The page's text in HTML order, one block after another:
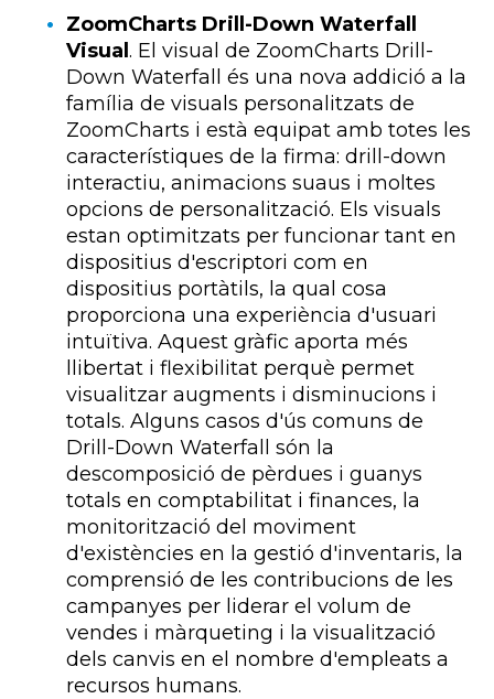
ZoomCharts Drill-Down Waterfall
Visual . El visual de ZoomCharts Drill-
Down Waterfall és una nova addició a la
família de visuals personalitzats de
ZoomCharts i està equipat amb totes les
característiques de la firma: drill-down
interactiu, animacions suaus i moltes
opcions de personalització. Els visuals
estan optimitzats per funcionar tant en
dispositius d'escriptori com en
dispositius portàtils, la qual cosa
proporciona una experiència d'usuari
intuïtiva. Aquest gràfic aporta més
llibertat i flexibilitat perquè permet
visualitzar augments i disminucions i
totals. Alguns casos d'ús comuns de
Drill-Down Waterfall són la
descomposició de pèrdues i guanys
totals en comptabilitat i finances, la
monitorització del moviment
d'existències en la gestió d'inventaris, la
comprensió de les contribucions de les
campanyes per liderar el volum de
vendes i màrqueting i la visualització
dels canvis en el nombre d'empleats a
recursos humans.